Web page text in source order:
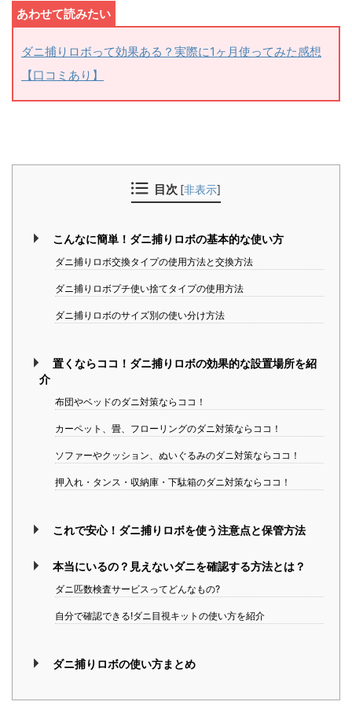
ダニ捕りロボって効果ある？実際に1ヶ月使ってみた感想
【口コミあり】
目次 [非表示]
こんなに簡単！ダニ捕りロボの基本的な使い方
ダニ捕りロボ交換タイプの使用方法と交換方法
ダニ捕りロボプチ使い捨てタイプの使用方法
ダニ捕りロボのサイズ別の使い分け方法
置くならココ！ダニ捕りロボの効果的な設置場所を紹
介
布団やベッドのダニ対策ならココ！
カーペット、畳、フローリングのダニ対策ならココ！
ソファーやクッション、ぬいぐるみのダニ対策ならココ！
押入れ・タンス・収納庫・下駄箱のダニ対策ならココ！
これで安心！ダニ捕りロボを使う注意点と保管方法
本当にいるの？見えないダニを確認する方法とは？
ダニ匹数検査サービスってどんなもの?
自分で確認できる!ダニ目視キットの使い方を紹介
ダニ捕りロボの使い方まとめ